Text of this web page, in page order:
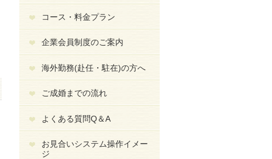
コース・料金プラン
企業会員制度のご案内
海外勤務(赴任・駐在)の方へ
ご成婚までの流れ
よくある質問Q＆A
お見合いシステム操作イメー
ジ